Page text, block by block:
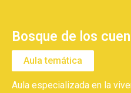
Bosque de los
Aula temática
Aula especializada en la